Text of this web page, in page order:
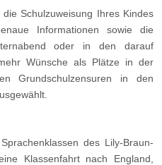
Schulzuweisung Ihres Kindes
Informationen sowie die
oder in den darauf
Wünsche als Plätze in der
Grundschulzensuren in den
des Lily-Braun-
Klassenfahrt nach England,